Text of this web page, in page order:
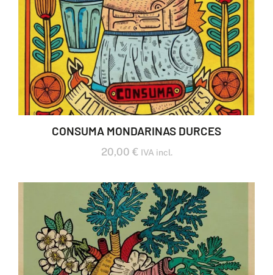
CONSUMA MONDARINAS DURCES
20,00 € IVA incl.